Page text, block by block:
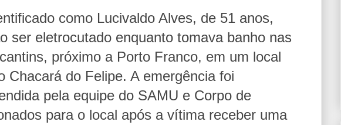
como Lucivaldo Alves, de 51 anos,
ser eletrocutado enquanto tomava banho nas
próximo a Porto Franco, em um local
Chacará do Felipe. A emergência foi
pela equipe do SAMU e Corpo de
para o local após a vítima receber uma